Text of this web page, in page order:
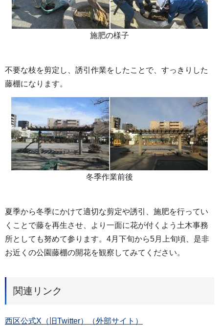
施肥の様子
不要な枝を剪定し、誘引作業をしたことで、すっきりした
藤棚になります。
冬季作業前後
夏季から冬季にかけて適切な剪定や誘引、施肥を行ってい
くことで藤を再生させ、より一面に花が付くよう土木事務
所としても努めて参ります。4月下旬から5月上旬頃、是非
お近くの公園藤棚の開花を観察してみてください。
関連リンク
西区公式X（旧Twitter）（外部サイト）